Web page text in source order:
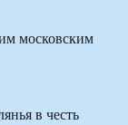
в честь